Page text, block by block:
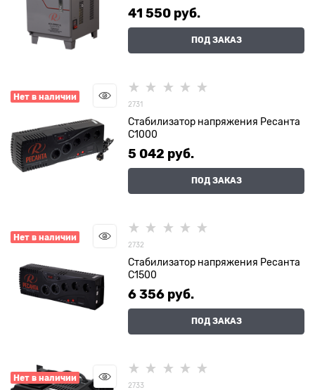
41 550 руб.
ПОД ЗАКАЗ
Нет в наличии
2731
Стабилизатор напряжения Ресанта
С1000
5 042 руб.
ПОД ЗАКАЗ
Нет в наличии
2732
Стабилизатор напряжения Ресанта
С1500
6 356 руб.
ПОД ЗАКАЗ
Нет в наличии
2733